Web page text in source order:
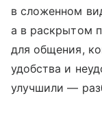
в сложенном
а в раскрытом
для общения,
удобства и
улучшили —